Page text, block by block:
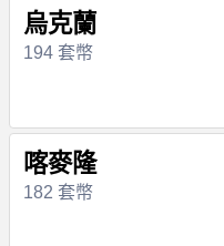
烏克蘭
194 套幣
喀麥隆
182 套幣